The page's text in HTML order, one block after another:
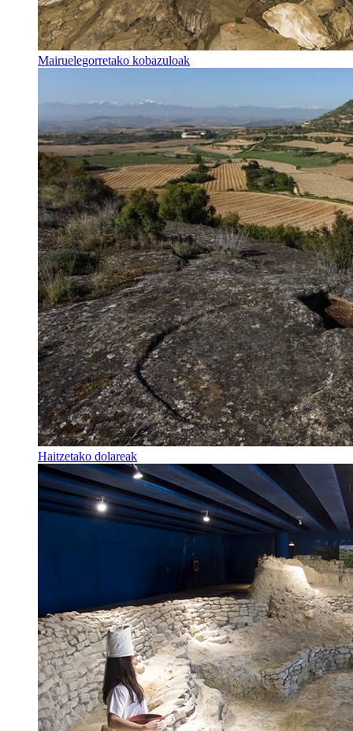
Mairuelegorretako kobazuloak
Haitzetako dolareak